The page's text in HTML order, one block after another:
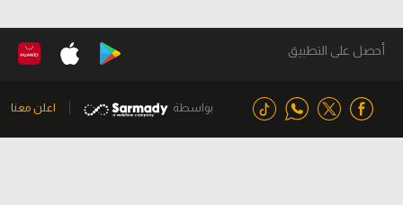
أحصل على التطبيق
بواسطة اعلن معنا